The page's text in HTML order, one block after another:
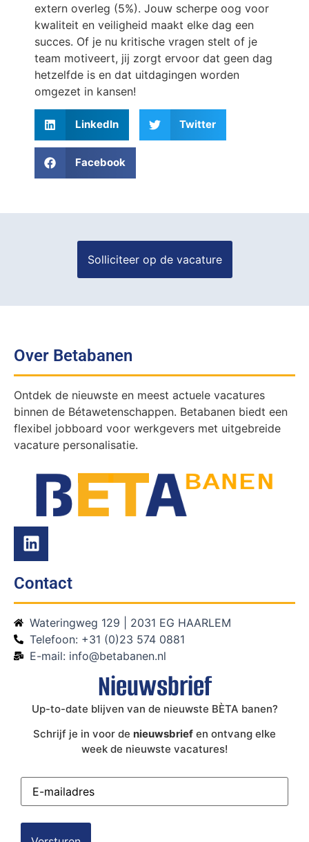
extern overleg (5%). Jouw scherpe oog voor
kwaliteit en veiligheid maakt elke dag een
succes. Of je nu kritische vragen stelt of je
team motiveert, jij zorgt ervoor dat geen dag
hetzelfde is en dat uitdagingen worden
omgezet in kansen!
LinkedIn Twitter
Facebook
Over Betabanen
Ontdek de nieuwste en meest actuele vacatures
binnen de Bétawetenschappen. Betabanen biedt een
flexibel jobboard voor werkgevers met uitgebreide
vacature personalisatie.
Contact
Wateringweg 129 | 2031 EG HAARLEM
Telefoon: +31 (0)23 574 0881
E-mail: info@betabanen.nl
Nieuwsbrief
Up-to-date blijven van de nieuwste BÈTA banen?
Schrijf je in voor de nieuwsbrief en ontvang elke
week de nieuwste vacatures!
E-
mailadres(Vereist)